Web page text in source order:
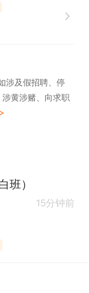
涉及假招聘、停
黄涉赌、向求职
班）
15分钟前